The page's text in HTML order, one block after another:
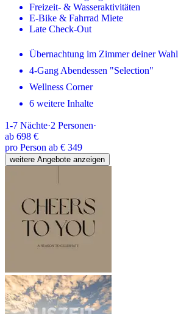
Freizeit- & Wasseraktivitäten
E-Bike & Fahrrad Miete
Late Check-Out
Übernachtung im Zimmer deiner Wahl
4-Gang Abendessen "Selection"
Wellness Corner
6 weitere Inhalte
1-7 Nächte·2 Personen·
ab 698 €
pro Person ab € 349
weitere Angebote anzeigen